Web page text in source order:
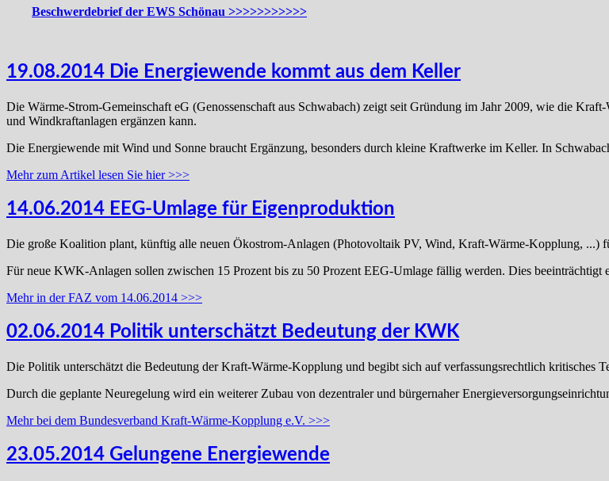
Beschwerdebrief der EWS Schönau >>>>>>>>>>>
19.08.2014 Die Energiewende kommt aus dem Keller
Die Wärme-Strom-Gemeinschaft eG (Genossenschaft aus Schwabach) zeigt seit Gründung im Jahr 2009, wie die
und Windkraftanlagen ergänzen kann.
Die Energiewende mit Wind und Sonne braucht Ergänzung, besonders durch kleine Kraftwerke im Keller. In
Mehr zum Artikel lesen Sie hier >>>
14.06.2014 EEG-Umlage für Eigenproduktion
Die große Koalition plant, künftig alle neuen Ökostrom-Anlagen (Photovoltaik PV, Wind, Kraft-Wärme-Kopplung, ...)
Für neue KWK-Anlagen sollen zwischen 15 Prozent bis zu 50 Prozent EEG-Umlage fällig werden. Dies beeinträchtigt
Mehr in der FAZ vom 14.06.2014 >>>
02.06.2014 Politik unterschätzt Bedeutung der KWK
Die Politik unterschätzt die Bedeutung der Kraft-Wärme-Kopplung und begibt sich auf verfassungsrechtlich kritisches
Durch die geplante Neuregelung wird ein weiterer Zubau von dezentraler und bürgernaher
Mehr bei dem Bundesverband Kraft-Wärme-Kopplung e.V. >>>
23.05.2014 Gelungene Energiewende